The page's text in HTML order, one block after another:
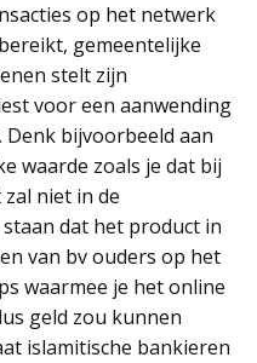
op het netwerk
gemeentelijke
stelt zijn
voor een aanwending
bijvoorbeeld aan
waarde zoals je dat bij
niet in de
dat het product in
van bv ouders op het
waarmee je het online
geld zou kunnen
islamitische bankieren